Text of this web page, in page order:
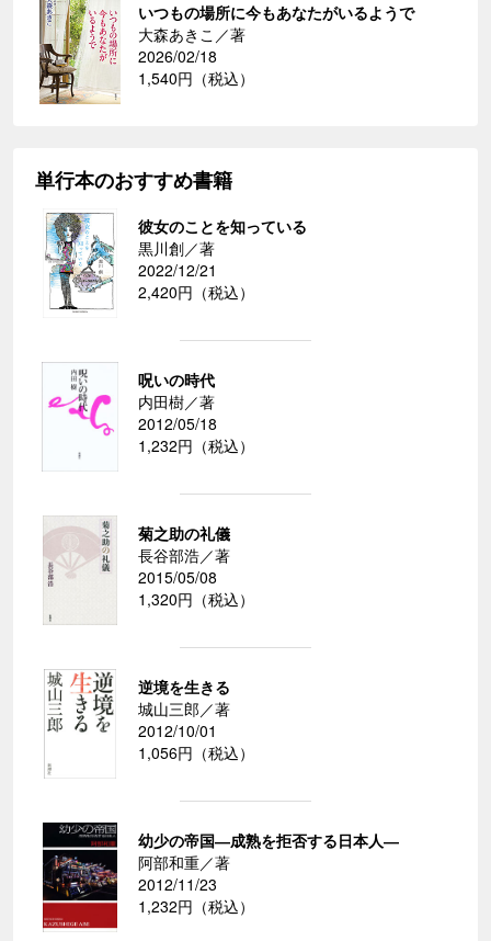
いつもの場所に今もあなたがいるようで
大森あきこ／著
2026/02/18
1,540円（税込）
単行本のおすすめ書籍
彼女のことを知っている
黒川創／著
2022/12/21
2,420円（税込）
呪いの時代
内田樹／著
2012/05/18
1,232円（税込）
菊之助の礼儀
長谷部浩／著
2015/05/08
1,320円（税込）
逆境を生きる
城山三郎／著
2012/10/01
1,056円（税込）
幼少の帝国―成熟を拒否する日本人―
阿部和重／著
2012/11/23
1,232円（税込）